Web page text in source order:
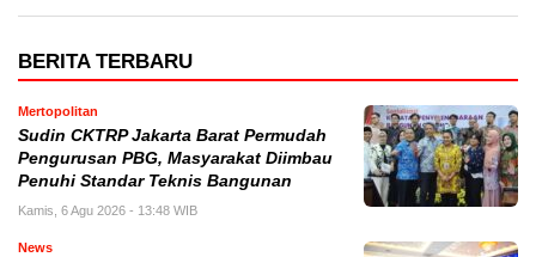
BERITA TERBARU
Mertopolitan
Sudin CKTRP Jakarta Barat Permudah
Pengurusan PBG, Masyarakat Diimbau
Penuhi Standar Teknis Bangunan
Kamis, 6 Agu 2026 - 13:48 WIB
News